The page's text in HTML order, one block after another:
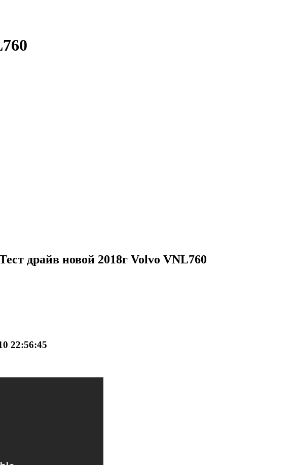
драйв новой 2018г Volvo VNL760
22:56:45